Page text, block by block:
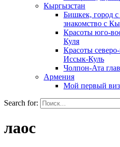
Кыргызстан
Бишкек, город с
знакомство с
Красоты юго-
Куля
Красоты
Иссык-Куль
Чолпон-Ата
Армения
Мой первый
Search for:
лаос